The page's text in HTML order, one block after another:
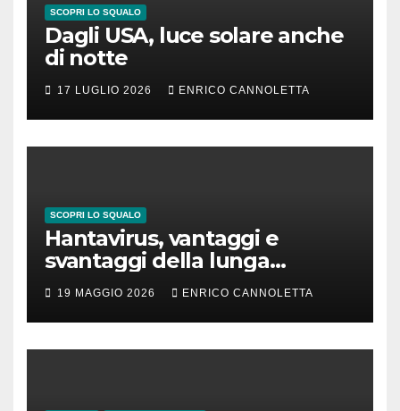
SCOPRI LO SQUALO
Dagli USA, luce solare anche
di notte
17 LUGLIO 2026 ENRICO CANNOLETTA
SCOPRI LO SQUALO
Hantavirus, vantaggi e
svantaggi della lunga
incubazione
19 MAGGIO 2026 ENRICO CANNOLETTA